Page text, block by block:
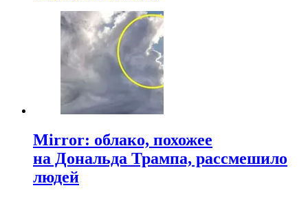
Mirror: облако, похожее
на Дональда Трампа, рассмешило
людей